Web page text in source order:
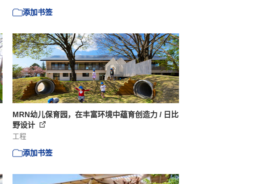
添加书签
MRN幼儿保育园，在丰富环境中蕴育创造力 / 日比
野设计
工程
添加书签